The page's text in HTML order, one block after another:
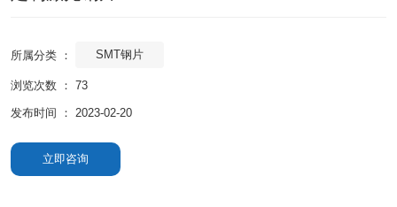
所属分类 ： SMT钢片
浏览次数 ： 73
发布时间 ： 2023-02-20
立即咨询